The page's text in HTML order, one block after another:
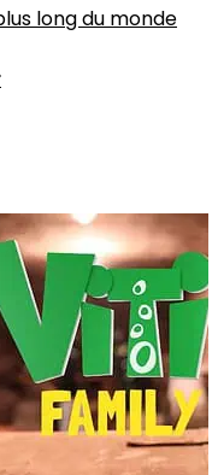
long du monde